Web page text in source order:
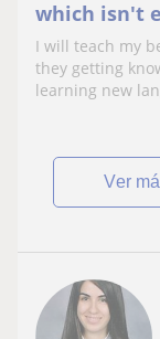
which isn't
full time :)
I will teach my
they getting
learning new
ver